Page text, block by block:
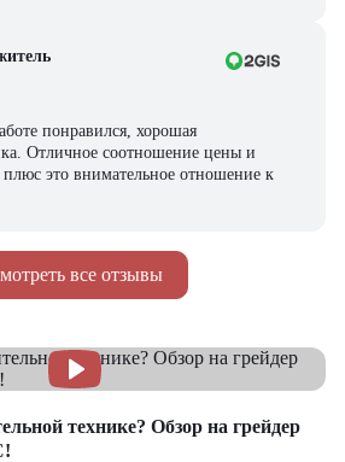
все отзывы
понравился, хорошая
Отличное соотношение цены и
плюс это внимательное отношение к
технике? Обзор на грейдер